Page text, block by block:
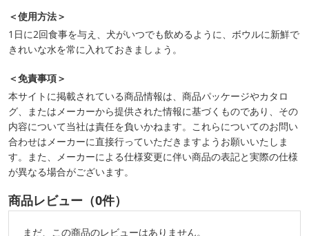
＜使用方法＞
1日に2回食事を与え、犬がいつでも飲めるように、ボウルに新鮮で
きれいな水を常に入れておきましょう。
＜免責事項＞
本サイトに掲載されている商品情報は、商品パッケージやカタロ
グ、またはメーカーから提供された情報に基づくものであり、その
内容について当社は責任を負いかねます。これらについてのお問い
合わせはメーカーに直接行っていただきますようお願いいたしま
す。また、メーカーによる仕様変更に伴い商品の表記と実際の仕様
が異なる場合がございます。
商品レビュー（0件）
まだ、この商品のレビューはありません。